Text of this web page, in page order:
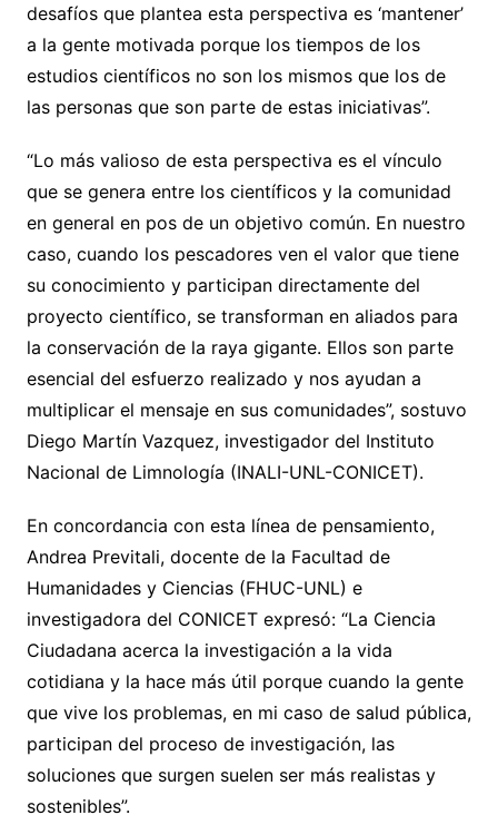
desafíos que plantea esta perspectiva es ‘mantener’
a la gente motivada porque los tiempos de los
estudios científicos no son los mismos que los de
las personas que son parte de estas iniciativas”.
“Lo más valioso de esta perspectiva es el vínculo
que se genera entre los científicos y la comunidad
en general en pos de un objetivo común. En nuestro
caso, cuando los pescadores ven el valor que tiene
su conocimiento y participan directamente del
proyecto científico, se transforman en aliados para
la conservación de la raya gigante. Ellos son parte
esencial del esfuerzo realizado y nos ayudan a
multiplicar el mensaje en sus comunidades”, sostuvo
Diego Martín Vazquez, investigador del Instituto
Nacional de Limnología (INALI-UNL-CONICET).
En concordancia con esta línea de pensamiento,
Andrea Previtali, docente de la Facultad de
Humanidades y Ciencias (FHUC-UNL) e
investigadora del CONICET expresó: “La Ciencia
Ciudadana acerca la investigación a la vida
cotidiana y la hace más útil porque cuando la gente
que vive los problemas, en mi caso de salud pública,
participan del proceso de investigación, las
soluciones que surgen suelen ser más realistas y
sostenibles”.